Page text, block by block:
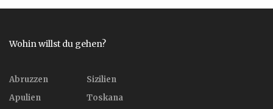
Wohin willst du gehen?
Abruzzen
Apulien
Sizilien
Toskana